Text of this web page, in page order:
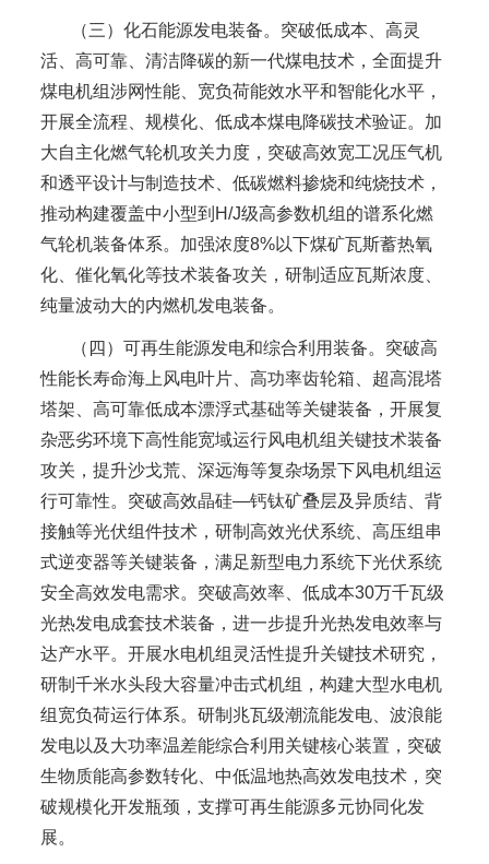
（三）化石能源发电装备。突破低成本、高灵
活、高可靠、清洁降碳的新一代煤电技术，全面提升
煤电机组涉网性能、宽负荷能效水平和智能化水平，
开展全流程、规模化、低成本煤电降碳技术验证。加
大自主化燃气轮机攻关力度，突破高效宽工况压气机
和透平设计与制造技术、低碳燃料掺烧和纯烧技术，
推动构建覆盖中小型到H/J级高参数机组的谱系化燃
气轮机装备体系。加强浓度8%以下煤矿瓦斯蓄热氧
化、催化氧化等技术装备攻关，研制适应瓦斯浓度、
纯量波动大的内燃机发电装备。
（四）可再生能源发电和综合利用装备。突破高
性能长寿命海上风电叶片、高功率齿轮箱、超高混塔
塔架、高可靠低成本漂浮式基础等关键装备，开展复
杂恶劣环境下高性能宽域运行风电机组关键技术装备
攻关，提升沙戈荒、深远海等复杂场景下风电机组运
行可靠性。突破高效晶硅—钙钛矿叠层及异质结、背
接触等光伏组件技术，研制高效光伏系统、高压组串
式逆变器等关键装备，满足新型电力系统下光伏系统
安全高效发电需求。突破高效率、低成本30万千瓦级
光热发电成套技术装备，进一步提升光热发电效率与
达产水平。开展水电机组灵活性提升关键技术研究，
研制千米水头段大容量冲击式机组，构建大型水电机
组宽负荷运行体系。研制兆瓦级潮流能发电、波浪能
发电以及大功率温差能综合利用关键核心装置，突破
生物质能高参数转化、中低温地热高效发电技术，突
破规模化开发瓶颈，支撑可再生能源多元协同化发
展。